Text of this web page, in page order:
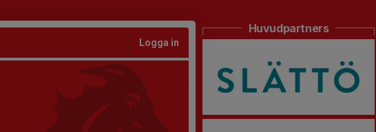
Logga in
Huvudpartners